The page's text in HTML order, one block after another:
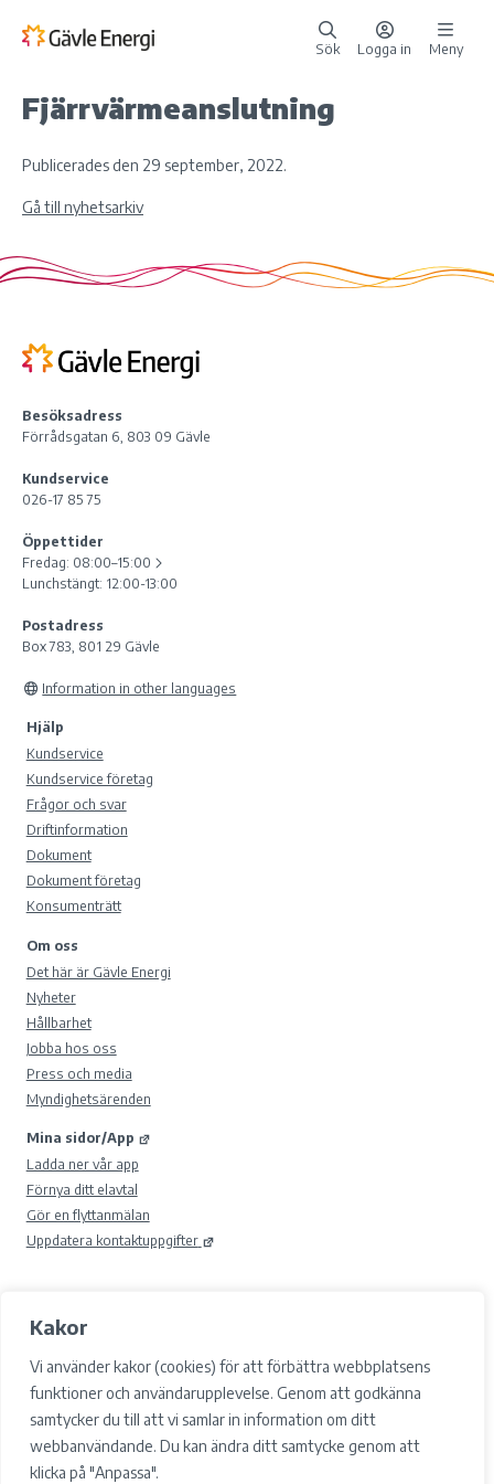
Kakor
Vi använder kakor (cookies) för att förbättra webbplatsens
funktioner och användarupplevelse. Genom att godkänna
samtycker du till att vi samlar in information om ditt
webbanvändande. Du kan ändra ditt samtycke genom att
klicka på "Anpassa".
Sök Logga in Meny
Fjärrvärmeanslutning
Publicerades den 29 september, 2022.
Gå till nyhetsarkiv
Besöksadress
Förrådsgatan 6, 803 09 Gävle
Kundservice
026-17 85 75
Öppettider
Fredag: 08:00–15:00
Lunchstängt: 12:00-13:00
Postadress
Box 783, 801 29 Gävle
Information in other languages
Hjälp
Kundservice
Kundservice företag
Frågor och svar
Driftinformation
Dokument
Dokument företag
Konsumenträtt
Om oss
Det här är Gävle Energi
Nyheter
Hållbarhet
Jobba hos oss
Press och media
Myndighetsärenden
Mina sidor/App
Ladda ner vår app
Förnya ditt elavtal
Gör en flyttanmälan
Uppdatera kontaktuppgifter
Samtyckesval
Cookies
Integritetspolicy och GDPR
Tillgänglighet
Facebook